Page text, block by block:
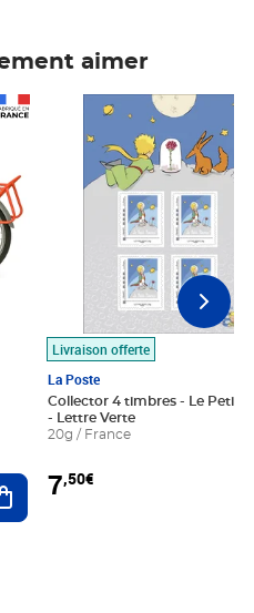
aimer
Ajouter au panier
Livraison offerte
La Poste
Collector 4 timbres - Le Petit
- Lettre Verte
20g / France
7,50€
Prix 7,50€